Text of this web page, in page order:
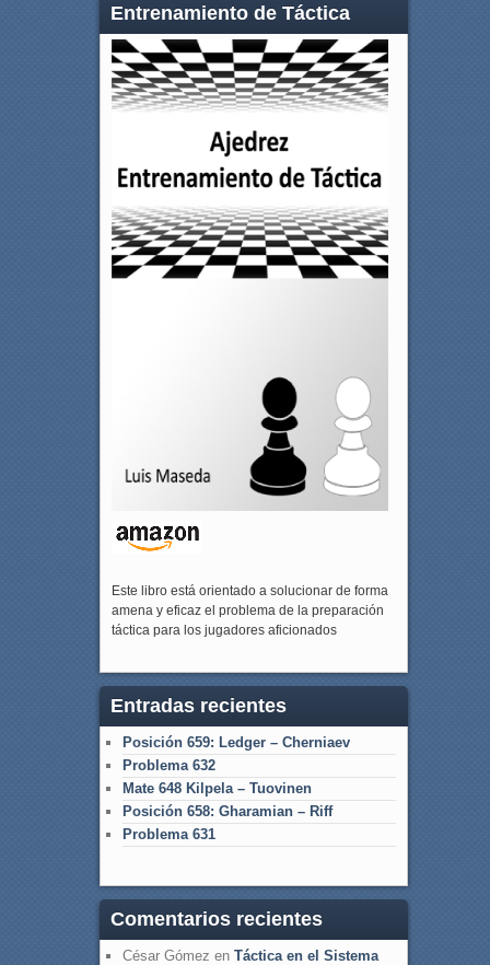
Entrenamiento de Táctica
Este libro está orientado a solucionar de forma
amena y eficaz el problema de la preparación
táctica para los jugadores aficionados
Entradas recientes
Posición 659: Ledger – Cherniaev
Problema 632
Mate 648 Kilpela – Tuovinen
Posición 658: Gharamian – Riff
Problema 631
Comentarios recientes
César Gómez en Táctica en el Sistema